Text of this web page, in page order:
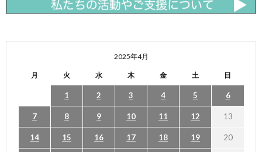
2025年4月
月 火 水 木 金 土 日
1 2 3 4 5 6
7 8 9 10 11 12 13
14 15 16 17 18 19 20